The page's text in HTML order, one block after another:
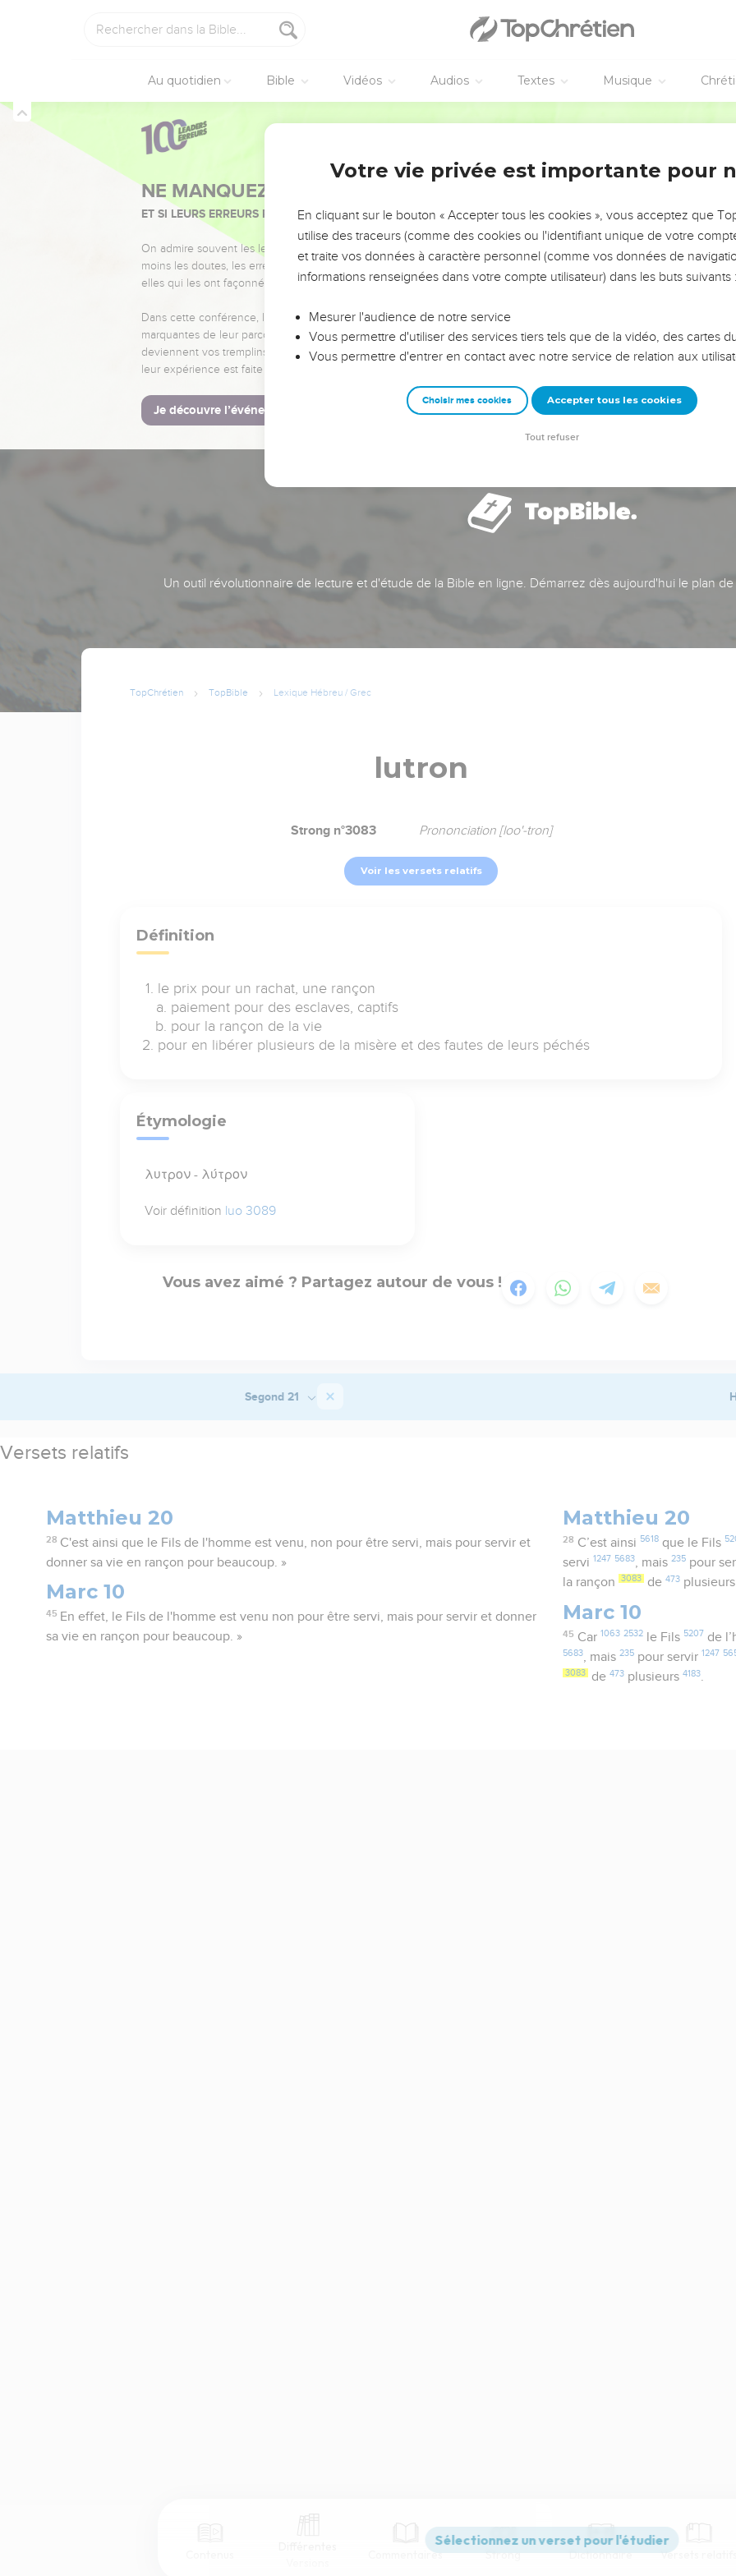
Au quotidien Bible Vidéos Audios Textes Musique
NE MANQUEZ PAS L’ÉVÉNEMENT DE L’ANNÉE !
ET SI LEURS ERREURS POUVAIENT VOUS ÉVITER LES VOTRES ?
On admire souvent les leaders pour leurs réussites, leur impact, leur foi ou leur vision. Mais on voit
moins les doutes, les erreurs et les saisons difficiles qu'ils ont traversés, alors même que ce sont
elles qui les ont façonnés.
Dans cette conférence, leaders, entrepreneurs, et responsables reviennent sur les erreurs
marquantes de leur parcours et les clés pour avancer avec plus de sagesse afin que leurs erreurs
deviennent vos tremplins. Que vous guidiez un ministère, une équipe, un groupe ou une famille,
leur expérience est faite pour vous.
Je découvre l’événement
Un outil révolutionnaire de lecture et d'étude de la Bible en ligne. Démarrez dès aujourd'hui le plan
TopChrétien TopBible Lexique Hébreu / Grec
lutron
Strong n°3083 Prononciation [loo'-tron]
Voir les versets relatifs
Définition
le prix pour un rachat, une rançon
paiement pour des esclaves, captifs
pour la rançon de la vie
pour en libérer plusieurs de la misère et des fautes de leurs péchés
Étymologie
λυτρον - λύτρον
Voir définition luo 3089
Vous avez aimé ? Partagez autour de vous !
Commentaires Strong Dictionnaire Versets relatifs
Segond 21
Versets relatifs
Matthieu 20
28 C'est ainsi que le Fils de l'homme est venu, non pour être servi, mais pour servir et
donner sa vie en rançon pour beaucoup. »
Marc 10
45 En effet, le Fils de l'homme est venu non pour être servi, mais pour servir et donner
sa vie en rançon pour beaucoup. »
Matthieu 20
28 C’est ainsi 5618que le Fils
servi 1247 5683, mais235 pour
la rançon 3083 de473
Marc 10
45 Car 1063 2532le Fils 5207 de
5683, mais235 pour servir 1247
3083 de473 plusieurs4183.
Votre vie privée est importante pour
En cliquant sur le bouton « Accepter tous les cookies », vous acceptez que
utilise des traceurs (comme des cookies ou l'identifiant unique de votre
et traite vos données à caractère personnel (comme vos données de
informations renseignées dans votre compte utilisateur) dans les buts suivants :
Mesurer l'audience de notre service
Vous permettre d'utiliser des services tiers tels que de la vidéo, des cartes
Vous permettre d'entrer en contact avec notre service de relation aux
Choisir mes cookies Accepter tous les cookies
Tout refuser